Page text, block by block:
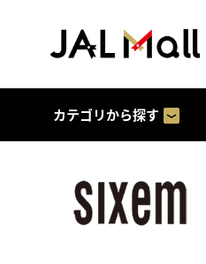
カテゴリから探す